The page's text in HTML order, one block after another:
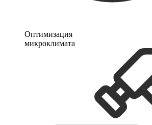
Оптимизация
микроклимата